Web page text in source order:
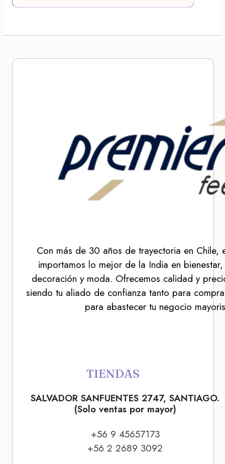
Con más de 30 años de trayectoria en Chile,
importamos lo mejor de la India en
decoración y moda. Ofrecemos calidad y
siendo tu aliado de confianza tanto para
para abastecer tu negocio
TIENDAS
SALVADOR SANFUENTES 2747, SANTIAGO.
(Solo ventas por mayor)
+56 9 45657173
+56 2 2689 3092